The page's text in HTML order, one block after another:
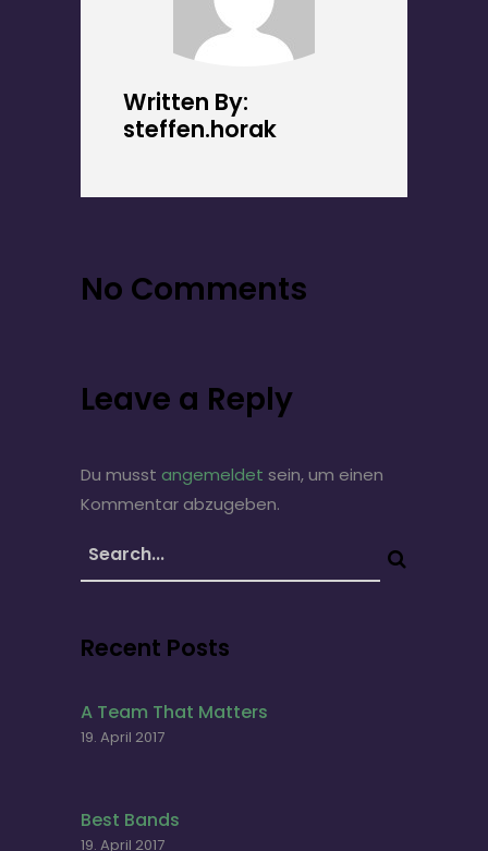
Written By:
steffen.horak
No Comments
Leave a Reply
Du musst angemeldet sein, um einen
Kommentar abzugeben.
Recent Posts
A Team That Matters
19. April 2017
Best Bands
19. April 2017